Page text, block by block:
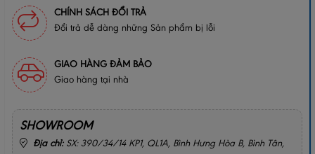
CHÍNH SÁCH ĐỔI TRẢ
Đổi trả dễ dàng những Sản phẩm bị lỗi
GIAO HÀNG ĐẢM BẢO
Giao hàng tại nhà
SHOWROOM
Địa chỉ: SX: 390/34/14 KP1, QL1A, Bình Hưng Hòa B, Bình Tân,